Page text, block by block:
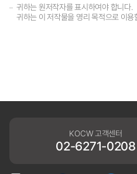
귀하는 원저작자를 표시하여야 합니다.
귀하는 이 저작물을 영리 목적으로 이용
KOCW 고객센터
02-6271-0208